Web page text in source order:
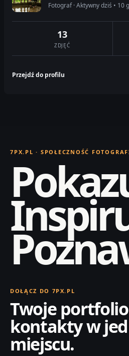
Fotograf · Aktywny dziś • 10
13
ZDJĘĆ
Przejdź do profilu
7PX.PL · SPOŁECZNOŚĆ
DOŁĄCZ DO 7PX.PL
Twoje
kontakty w
miejscu.